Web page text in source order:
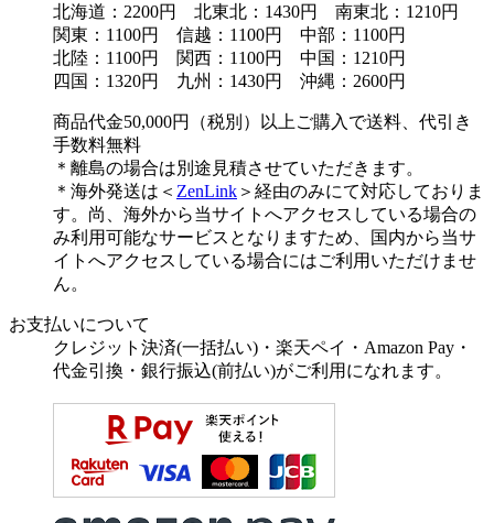
北海道：2200円 北東北：1430円 南東北：1210円
関東：1100円 信越：1100円 中部：1100円
北陸：1100円 関西：1100円 中国：1210円
四国：1320円 九州：1430円 沖縄：2600円
商品代金50,000円（税別）以上ご購入で送料、代引き
手数料無料
＊離島の場合は別途見積させていただきます。
＊海外発送は＜ ZenLink ＞経由のみにて対応しておりま
す。尚、海外から当サイトへアクセスしている場合の
み利用可能なサービスとなりますため、国内から当サ
イトへアクセスしている場合にはご利用いただけませ
ん。
お支払いについて
クレジット決済(一括払い)・楽天ペイ・Amazon Pay・
代金引換・銀行振込(前払い)がご利用になれます。